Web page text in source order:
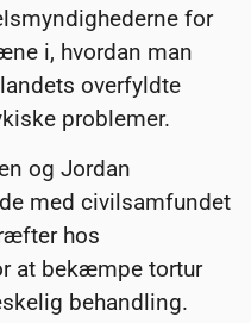
for
i, hvordan man
overfyldte
problemer.
og Jordan
med civilsamfundet
hos
at bekæmpe tortur
behandling.